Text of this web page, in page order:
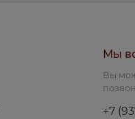
Мы
Вы
+7